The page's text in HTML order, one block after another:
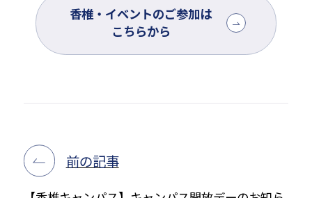
香椎・イベントのご参加は
こちらから
前の記事